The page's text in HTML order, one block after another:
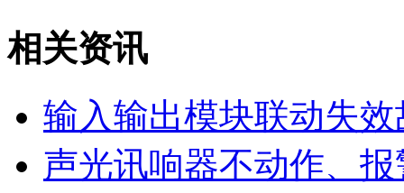
相关资讯
输入输出模块联动失效
声光讯响器不动作、